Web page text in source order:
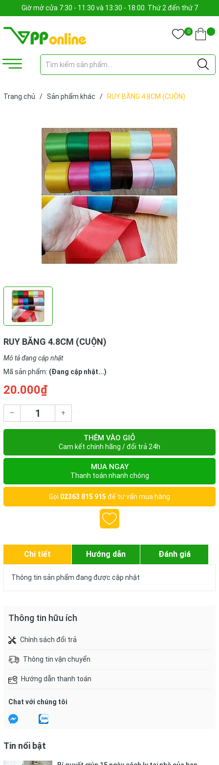
Giờ mở cửa 7:30 - 11:30 và 13:30 - 18:00. Thứ 2 đến thứ 7
0
Trang chủ / Sản phẩm khác / RUY BĂNG 4.8CM (CUỘN)
RUY BĂNG 4.8CM (CUỘN)
Mô tả đang cập nhật
Mã sản phẩm: (Đang cập nhật...)
20.000₫
– +
THÊM VÀO GIỎ
Cam kết chính hãng / đổi trả 24h
MUA NGAY
Thanh toán nhanh chóng
Gọi 02363 815 915 để tư vấn mua hàng
Chi tiết Hướng dẫn Đánh giá
Thông tin sản phẩm đang được cập nhật
Thông tin hữu ích
Chính sách đổi trả
Thông tin vận chuyển
Hướng dẫn thanh toán
Chat với chúng tôi
Tin nổi bật